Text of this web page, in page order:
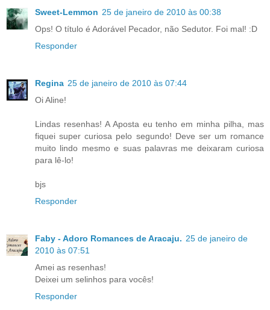
Sweet-Lemmon 25 de janeiro de 2010 às 00:38
Ops! O título é Adorável Pecador, não Sedutor. Foi mal! :D
Responder
Regina 25 de janeiro de 2010 às 07:44
Oi Aline!
Lindas resenhas! A Aposta eu tenho em minha pilha, mas
fiquei super curiosa pelo segundo! Deve ser um romance
muito lindo mesmo e suas palavras me deixaram curiosa
para lê-lo!
bjs
Responder
Faby - Adoro Romances de Aracaju. 25 de janeiro de
2010 às 07:51
Amei as resenhas!
Deixei um selinhos para vocês!
Responder